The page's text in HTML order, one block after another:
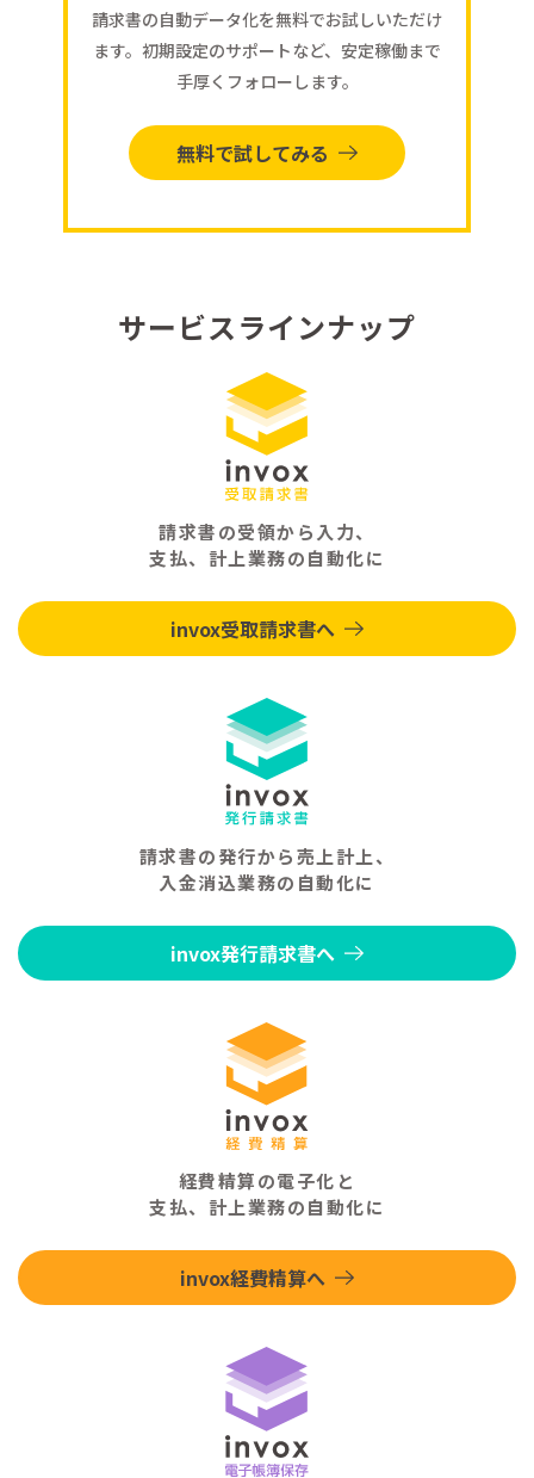
請求書の自動データ化を無料でお試しいただけ
ます。初期設定のサポートなど、安定稼働まで
手厚くフォローします。
無料で試してみる
サービスラインナップ
請求書の受領から入力、
支払、計上業務の自動化に
invox受取請求書へ
請求書の発行から売上計上、
入金消込業務の自動化に
invox発行請求書へ
経費精算の電子化と
支払、計上業務の自動化に
invox経費精算へ